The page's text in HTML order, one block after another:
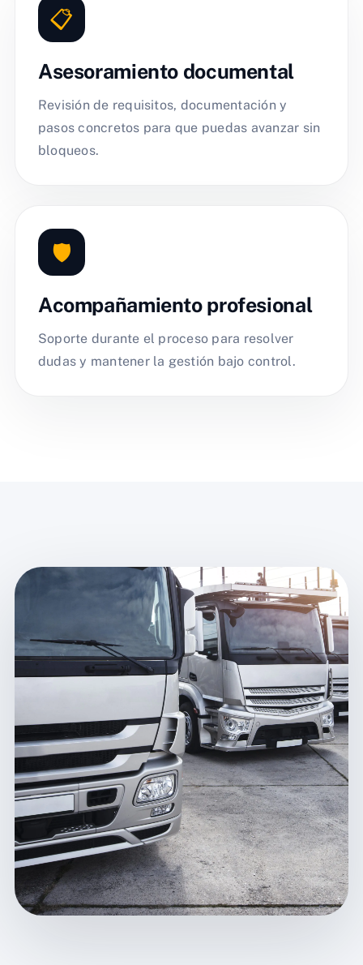
📋
Asesoramiento documental
Revisión de requisitos, documentación y
pasos concretos para que puedas avanzar sin
bloqueos.
🛡️
Acompañamiento profesional
Soporte durante el proceso para resolver
dudas y mantener la gestión bajo control.